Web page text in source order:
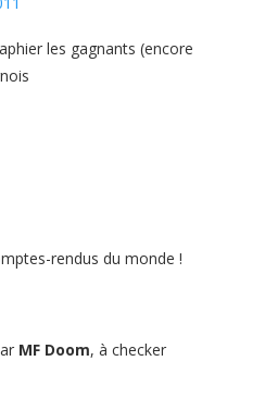
les gagnants (encore
rendus du monde !
MF Doom, à checker